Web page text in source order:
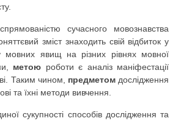
сучасного мовознавства
зміст знаходить свій відбиток у
явищ на різних рівнях мовної
метою роботи є аналіз маніфестації
Таким чином, предметом дослідження
та їхні методи вивчення.
сукупності способів дослідження та